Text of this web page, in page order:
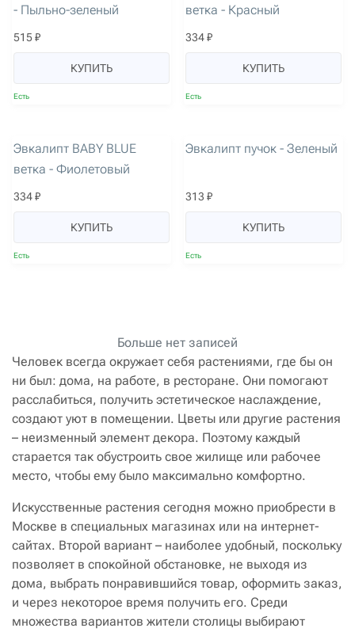
- Пыльно-зеленый
515 ₽
КУПИТЬ
Есть
ветка - Красный
334 ₽
КУПИТЬ
Есть
Эвкалипт BABY BLUE
ветка - Фиолетовый
334 ₽
КУПИТЬ
Есть
Эвкалипт пучок - Зеленый
313 ₽
КУПИТЬ
Есть
Больше нет записей
Человек всегда окружает себя растениями, где бы он
ни был: дома, на работе, в ресторане. Они помогают
расслабиться, получить эстетическое наслаждение,
создают уют в помещении. Цветы или другие растения
– неизменный элемент декора. Поэтому каждый
старается так обустроить свое жилище или рабочее
место, чтобы ему было максимально комфортно.
Искусственные растения сегодня можно приобрести в
Москве в специальных магазинах или на интернет-
сайтах. Второй вариант – наиболее удобный, поскольку
позволяет в спокойной обстановке, не выходя из
дома, выбрать понравившийся товар, оформить заказ,
и через некоторое время получить его. Среди
множества вариантов жители столицы выбирают